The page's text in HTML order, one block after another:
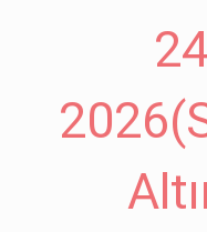
Elektrik